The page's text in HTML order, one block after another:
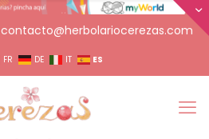
contacto@herbolariocerezas.com
FR DE IT ES